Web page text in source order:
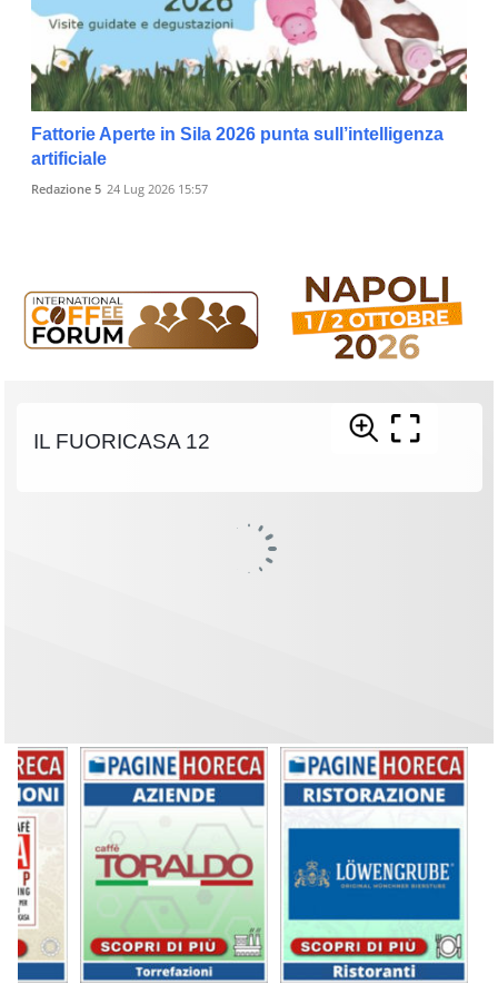
Fattorie Aperte in Sila 2026 punta sull’intelligenza
artificiale
Redazione 5 24 Lug 2026 15:57